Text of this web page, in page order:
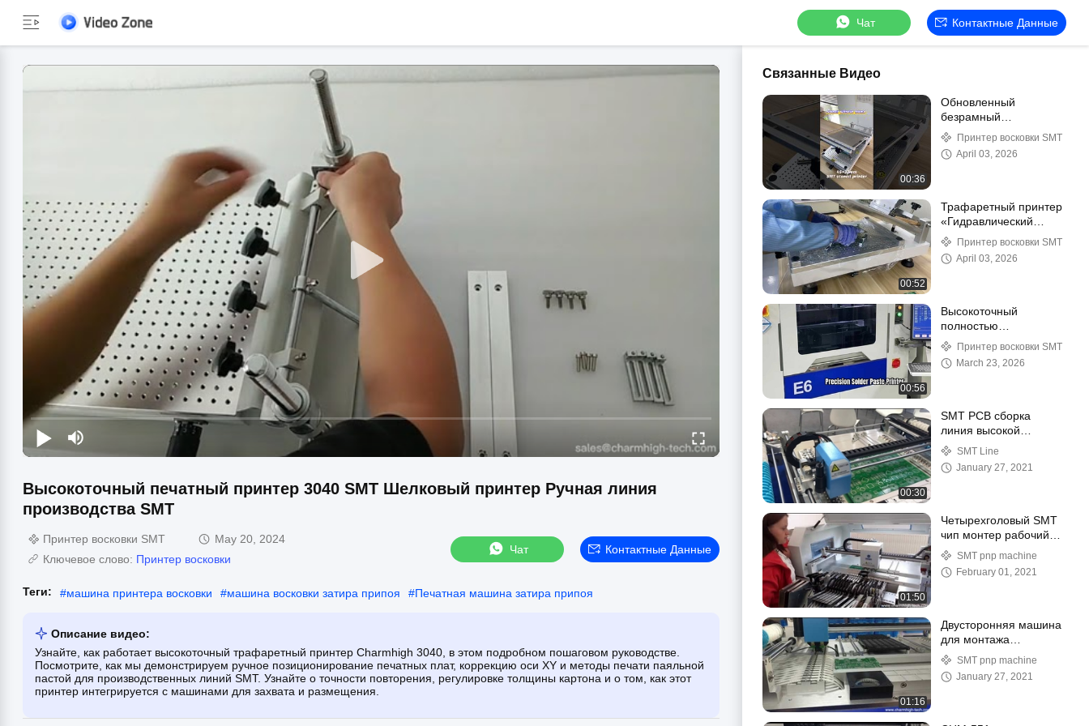
Чат Контактные Данные
Высокоточный печатный принтер 3040 SMT Шелковый принтер Ручная линия
производства SMT
Принтер восковки SMT
May 20, 2024
Ключевое слово: Принтер восковки
Чат Контактные Данные
Теги: #машина принтера восковки #машина восковки затира припоя #Печатная машина затира припоя
Описание видео:
Узнайте, как работает высокоточный трафаретный принтер Charmhigh 3040, в этом подробном пошаговом руководстве.
Посмотрите, как мы демонстрируем ручное позиционирование печатных плат, коррекцию оси XY и методы печати паяльной
пастой для производственных линий SMT. Узнайте о точности повторения, регулировке толщины картона и о том, как этот
принтер интегрируется с машинами для захвата и размещения.
Связанные Видео
00:36
Обновленный
безрамный
трафаретный принтер
4532, ручной принтер
для паяльной пасты из
Принтер восковки SMT
April 03, 2026
00:52
Трафаретный принтер
«Гидравлический
цилиндр 4532»
Принтер восковки SMT
April 03, 2026
00:56
Высокоточный
полностью
автоматический
трафаретный принтер
и принтер для
Принтер восковки SMT
March 23, 2026
00:30
SMT PCB сборка
линия высокой
точности с
вибрационным
питателем
SMT Line
January 27, 2021
01:50
Четырехголовый SMT
чип монтер рабочий
стол тип сенсорного
экрана управления
SMT pnp machine
February 01, 2021
01:16
Двусторонняя машина
для монтажа
компонентов SMT,
3000 компонентов в
час, с системой
SMT pnp machine
January 27, 2021